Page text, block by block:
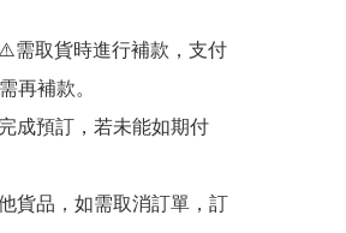
需取貨時進行補款，支付
再補款。
成預訂，若未能如期付
貨品，如需取消訂單，訂